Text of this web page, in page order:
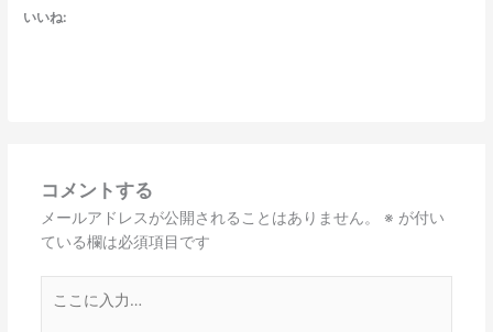
いいね:
コメントする
メールアドレスが公開されることはありません。 ※ が付い
ている欄は必須項目です